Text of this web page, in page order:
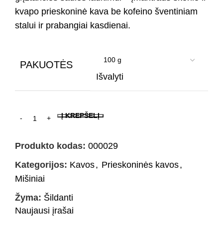
kvapo prieskoninė kava be kofeino šventiniam
stalui ir prabangiai kasdienai.
PAKUOTĖS
Išvalyti
Į KREPŠELĮ
Produkto kodas: 000029
Kategorijos: Kavos, Prieskoninės kavos,
Mišiniai
Žyma: Šildanti
Naujausi įrašai